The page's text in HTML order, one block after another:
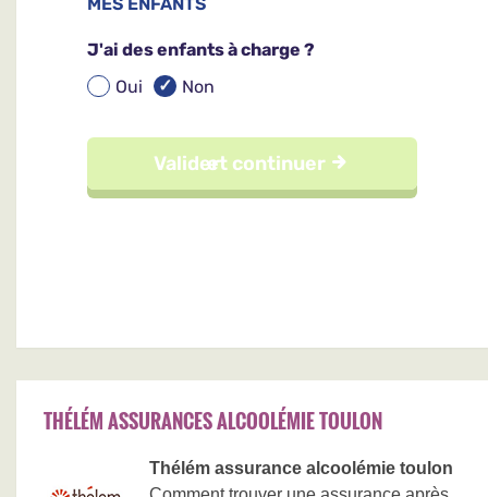
THÉLÉM ASSURANCES ALCOOLÉMIE TOULON
Thélém assurance alcoolémie toulon